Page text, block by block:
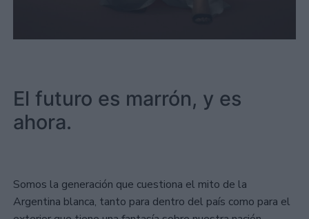
El futuro es marrón, y es
ahora.
Somos la generación que cuestiona el mito de la
Argentina blanca, tanto para dentro del país como para el